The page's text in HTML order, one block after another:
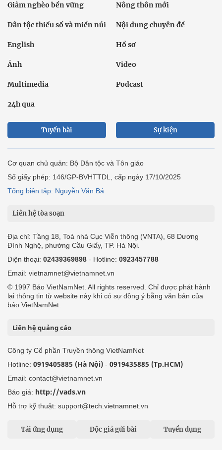
Giảm nghèo bền vững Nông thôn mới
Dân tộc thiểu số và miền núi Nội dung chuyên đề
English Hồ sơ
Ảnh Video
Multimedia Podcast
24h qua
Tuyến bài Sự kiện
Cơ quan chủ quản: Bộ Dân tộc và Tôn giáo
Số giấy phép: 146/GP-BVHTTDL, cấp ngày 17/10/2025
Tổng biên tập: Nguyễn Văn Bá
Liên hệ tòa soạn
Địa chỉ: Tầng 18, Toà nhà Cục Viễn thông (VNTA), 68 Dương
Đình Nghệ, phường Cầu Giấy, TP. Hà Nội.
Điện thoại: 02439369898 - Hotline: 0923457788
Email: vietnamnet@vietnamnet.vn
© 1997 Báo VietNamNet. All rights reserved. Chỉ được phát hành
lại thông tin từ website này khi có sự đồng ý bằng văn bản của
báo VietNamNet.
Liên hệ quảng cáo
Công ty Cổ phần Truyền thông VietNamNet
Hotline: 0919405885 (Hà Nội) - 0919435885 (Tp.HCM)
Email: contact@vietnamnet.vn
Báo giá: http://vads.vn
Hỗ trợ kỹ thuật: support@tech.vietnamnet.vn
Tải ứng dụng Độc giả gửi bài Tuyển dụng